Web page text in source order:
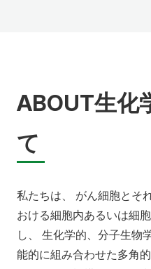
ABOUT生化
て
私たちは、 がん細胞とそ
おける細胞内あるいは細
し、 生化学的、分子生物
能的に組み合わせた多角